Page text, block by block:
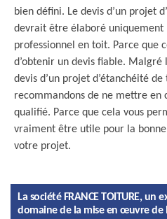
bien défini. Le devis d’un projet
devrait être élaboré uniquement
professionnel en toit. Parce que
d’obtenir un devis fiable.
devis d’un projet d’étanchéité de
recommandons de ne mettre en
qualifié. Parce que cela vous
vraiment être utile pour la
votre projet.
La société FRANCE TOITURE, un
domaine de la mise en œuvre de